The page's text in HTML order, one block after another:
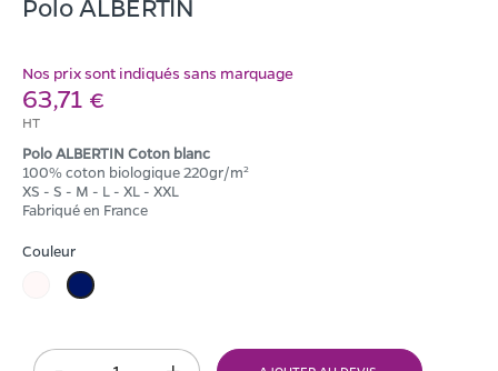
Polo ALBERTIN
Nos prix sont indiqués sans marquage
63,71 €
HT
Polo ALBERTIN Coton blanc
100% coton biologique 220gr/m²
XS - S - M - L - XL - XXL
Fabriqué en France
Couleur
Blanc Bleu
Marine